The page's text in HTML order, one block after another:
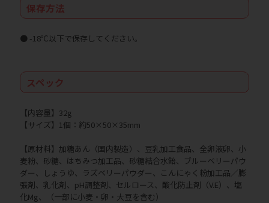
保存方法
● -18℃以下で保存してください。
スペック
【内容量】32g
【サイズ】1個：約50×50×35mm
【原材料】加糖あん（国内製造）、豆乳加工食品、全卵液卵、小
麦粉、砂糖、はちみつ加工品、砂糖結合水飴、ブルーベリーパウ
ダー、しょうゆ、ラズベリーパウダー、こんにゃく粉加工品／膨
張剤、乳化剤、pH調整剤、セルロース、酸化防止剤（V.E）、塩
化Mg、（一部に小麦・卵・大豆を含む）